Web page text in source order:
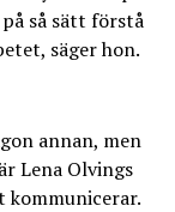
så sätt förstå
säger hon.
annan, men
Lena Olvings
kommunicerar.